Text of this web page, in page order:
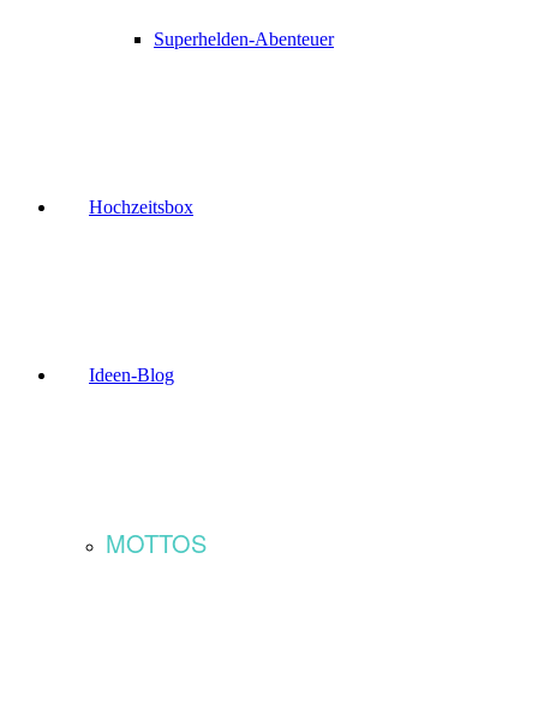
Superhelden-Abenteuer
Hochzeitsbox
Ideen-Blog
MOTTOS